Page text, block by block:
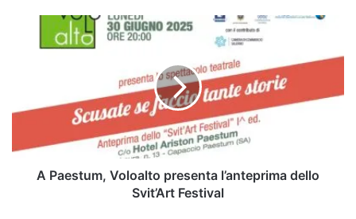
territorio
Cilento
Paestum,
dello
A Paestum, Voloalto presenta l’anteprima dello
Svit’Art Festival